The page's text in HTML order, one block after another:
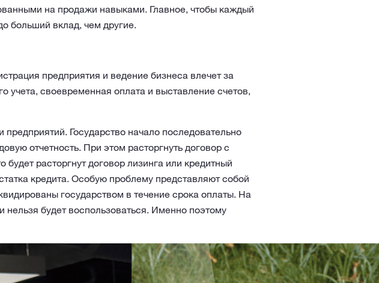
на продажи навыками. Главное, чтобы каждый
больший вклад, чем другие.
предприятия и ведение бизнеса влечет за
учета, своевременная оплата и выставление счетов,
Государство начало последовательно
отчетность. При этом расторгнуть договор с
расторгнут договор лизинга или кредитный
кредита. Особую проблему представляют собой
государством в течение срока оплаты. На
будет воспользоваться. Именно поэтому